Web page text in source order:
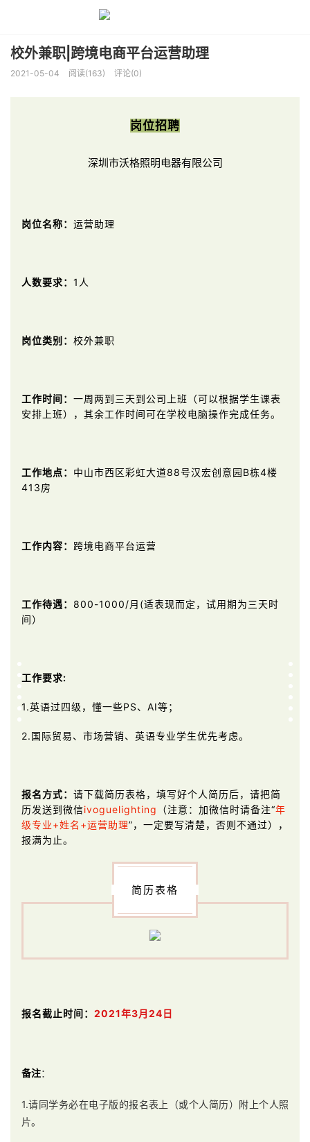
校外兼职|跨境电商平台运营助理
2021-05-04 阅读(163) 评论(0)
岗位招聘
深圳市沃格照明电器有限公司
岗位名称： 运营助理
人数要求： 1人
岗位类别： 校外兼职
工作时间： 一周两到三天到公司上班（可以根据学生课表
安排上班），其余工作时间可在学校电脑操作完成任务。
工作地点： 中山市西区彩虹大道88号汉宏创意园B栋4楼
413房
工作内容： 跨境电商平台运营
工作待遇： 800-1000/月(适表现而定，试用期为三天时
间）
工作要求:
1.英语过四级，懂一些PS、AI等；
2.国际贸易、市场营销、英语专业学生优先考虑。
报名方式： 请下载简历表格，填写好个人简历后，请把简
历发送到微信ivoguelighting （注意：加微信时请备注“年
级专业+姓名+运营助理”，一定要写清楚，否则不通过），
报满为止。
简历表格
报名截止时间： 2021年3月24日
备注：
1.请同学务必在电子版的报名表上（或个人简历）附上个人照
片。